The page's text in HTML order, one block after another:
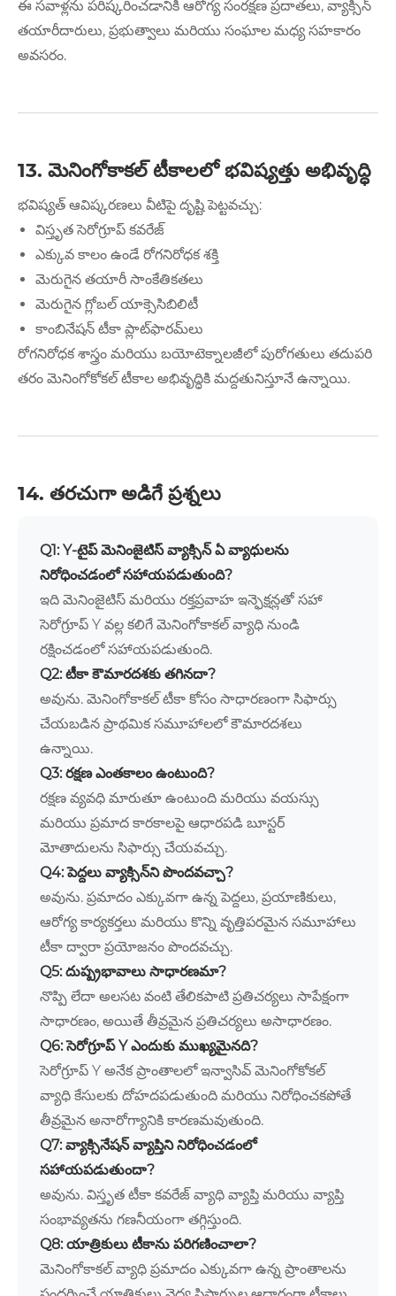
ఈ సవాళ్లను పరిష్కరించడానికి ఆరోగ్య సంరక్షణ ప్రదాతలు, వ్యాక్సిన్
తయారీదారులు, ప్రభుత్వాలు మరియు సంఘాల మధ్య సహకారం
అవసరం.
13. మెనింగోకాకల్ టీకాలలో భవిష్యత్తు అభివృద్ధి
భవిష్యత్ ఆవిష్కరణలు వీటిపై దృష్టి పెట్టవచ్చు:
విస్తృత సెరోగ్రూప్ కవరేజ్
ఎక్కువ కాలం ఉండే రోగనిరోధక శక్తి
మెరుగైన తయారీ సాంకేతికతలు
మెరుగైన గ్లోబల్ యాక్సెసిబిలిటీ
కాంబినేషన్ టీకా ప్లాట్‌ఫారమ్‌లు
రోగనిరోధక శాస్త్రం మరియు బయోటెక్నాలజీలో పురోగతులు తదుపరి
తరం మెనింగోకోకల్ టీకాల అభివృద్ధికి మద్దతునిస్తూనే ఉన్నాయి.
14. తరచుగా అడిగే ప్రశ్నలు
Q1: Y-టైప్ మెనింజైటిస్ వ్యాక్సిన్ ఏ వ్యాధులను
నిరోధించడంలో సహాయపడుతుంది?
ఇది మెనింజైటిస్ మరియు రక్తప్రవాహ ఇన్ఫెక్షన్లతో సహా
సెరోగ్రూప్ Y వల్ల కలిగే మెనింగోకాకల్ వ్యాధి నుండి
రక్షించడంలో సహాయపడుతుంది.
Q2: టీకా కౌమారదశకు తగినదా?
అవును. మెనింగోకాకల్ టీకా కోసం సాధారణంగా సిఫార్సు
చేయబడిన ప్రాథమిక సమూహాలలో కౌమారదశలు
ఉన్నాయి.
Q3: రక్షణ ఎంతకాలం ఉంటుంది?
రక్షణ వ్యవధి మారుతూ ఉంటుంది మరియు వయస్సు
మరియు ప్రమాద కారకాలపై ఆధారపడి బూస్టర్
మోతాదులను సిఫార్సు చేయవచ్చు.
Q4: పెద్దలు వ్యాక్సిన్‌ని పొందవచ్చా?
అవును. ప్రమాదం ఎక్కువగా ఉన్న పెద్దలు, ప్రయాణికులు,
ఆరోగ్య కార్యకర్తలు మరియు కొన్ని వృత్తిపరమైన సమూహాలు
టీకా ద్వారా ప్రయోజనం పొందవచ్చు.
Q5: దుష్ప్రభావాలు సాధారణమా?
నొప్పి లేదా అలసట వంటి తేలికపాటి ప్రతిచర్యలు సాపేక్షంగా
సాధారణం, అయితే తీవ్రమైన ప్రతిచర్యలు అసాధారణం.
Q6: సెరోగ్రూప్ Y ఎందుకు ముఖ్యమైనది?
సెరోగ్రూప్ Y అనేక ప్రాంతాలలో ఇన్వాసివ్ మెనింగోకోకల్
వ్యాధి కేసులకు దోహదపడుతుంది మరియు నిరోధించకపోతే
తీవ్రమైన అనారోగ్యానికి కారణమవుతుంది.
Q7: వ్యాక్సినేషన్ వ్యాప్తిని నిరోధించడంలో
సహాయపడుతుందా?
అవును. విస్తృత టీకా కవరేజ్ వ్యాధి వ్యాప్తి మరియు వ్యాప్తి
సంభావ్యతను గణనీయంగా తగ్గిస్తుంది.
Q8: యాత్రికులు టీకాను పరిగణించాలా?
మెనింగోకాకల్ వ్యాధి ప్రమాదం ఎక్కువగా ఉన్న ప్రాంతాలను